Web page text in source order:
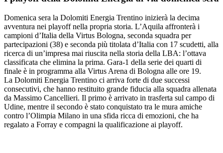
Domenica sera la Dolomiti Energia Trentino inizierà la decima
avventura nei playoff nella propria storia. L’Aquila affronterà i
campioni d’Italia della Virtus Bologna, seconda squadra per
partecipazioni (38) e seconda più titolata d’Italia con 17 scudetti, alla
ricerca di un’impresa mai riuscita nella storia della LBA: l’ottava
classificata che elimina la prima. Gara-1 della serie dei quarti di
finale è in programma alla Virtus Arena di Bologna alle ore 19.
La Dolomiti Energia Trentino ci arriva forte di due successi
consecutivi, che hanno restituito grande fiducia alla squadra allenata
da Massimo Cancellieri. Il primo è arrivato in trasferta sul campo di
Udine, mentre il secondo è stato conquistato tra le mura amiche
contro l’Olimpia Milano in una sfida ricca di emozioni, che ha
regalato a Forray e compagni la qualificazione ai playoff.